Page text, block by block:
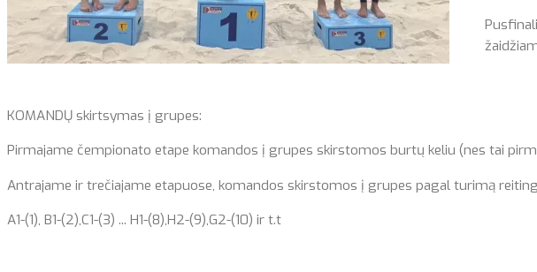
KOMANDŲ skirtsymas į grupes:
Pirmajame čempionato etape komandos į grupes skirstomos burtų keliu (nes tai
Antrajame ir trečiajame etapuose, komandos skirstomos į grupes pagal turimą
A1-(1), B1-(2),C1-(3) ... H1-(8),H2-(9),G2-(10) ir t.t